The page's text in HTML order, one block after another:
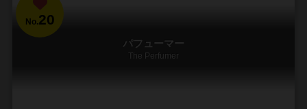
No.20
パフューマー
The Perfumer